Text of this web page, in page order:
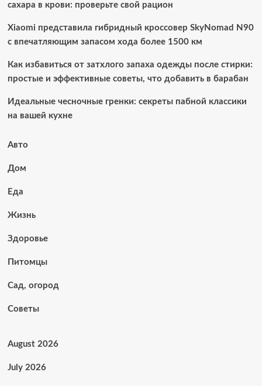
сахара в крови: проверьте свой рацион
Xiaomi представила гибридный кроссовер SkyNomad N90
с впечатляющим запасом хода более 1500 км
Как избавиться от затхлого запаха одежды после стирки:
простые и эффективные советы, что добавить в барабан
Идеальные чесночные гренки: секреты пабной классики
на вашей кухне
Авто
Дом
Еда
Жизнь
Здоровье
Питомцы
Сад, огород
Советы
August 2026
July 2026